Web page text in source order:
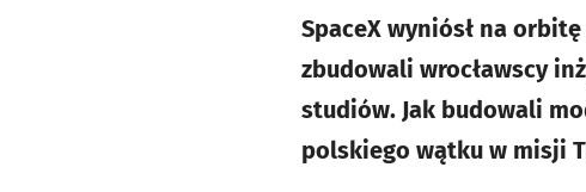
SpaceX wyniósł na
zbudowali wrocławscy
studiów. Jak budowali
polskiego wątku w misji